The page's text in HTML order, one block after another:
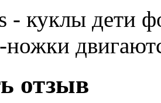
- куклы дети
отзыв